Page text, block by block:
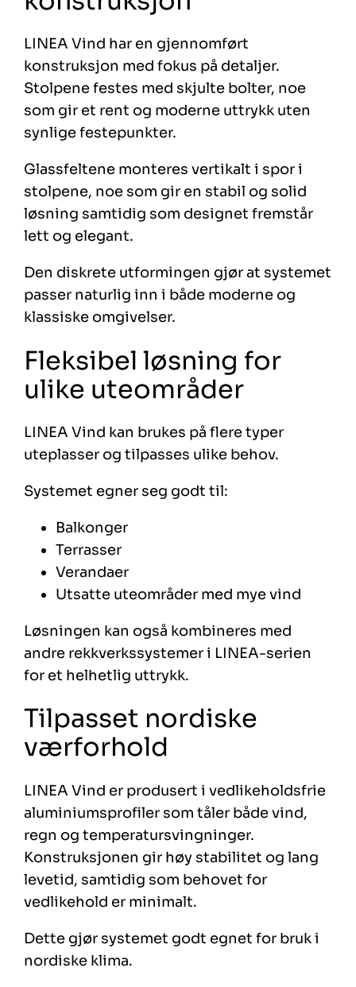
LINEA Vind har en gjennomført
konstruksjon med fokus på detaljer.
Stolpene festes med skjulte bolter, noe
som gir et rent og moderne uttrykk uten
synlige festepunkter.
Glassfeltene monteres vertikalt i spor i
stolpene, noe som gir en stabil og solid
løsning samtidig som designet fremstår
lett og elegant.
Den diskrete utformingen gjør at systemet
passer naturlig inn i både moderne og
klassiske omgivelser.
Fleksibel løsning for
ulike uteområder
LINEA Vind kan brukes på flere typer
uteplasser og tilpasses ulike behov.
Systemet egner seg godt til:
Balkonger
Terrasser
Verandaer
Utsatte uteområder med mye vind
Løsningen kan også kombineres med
andre rekkverkssystemer i LINEA-serien
for et helhetlig uttrykk.
Tilpasset nordiske
værforhold
LINEA Vind er produsert i vedlikeholdsfrie
aluminiumsprofiler som tåler både vind,
regn og temperatursvingninger.
Konstruksjonen gir høy stabilitet og lang
levetid, samtidig som behovet for
vedlikehold er minimalt.
Dette gjør systemet godt egnet for bruk i
nordiske klima.